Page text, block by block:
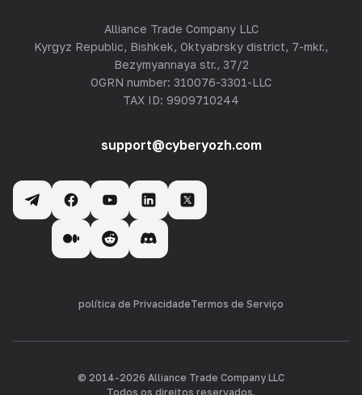
Alliance Trade Company LLC
Kyrgyz Republic, Bishkek, Oktyabrsky district, 7-mkr.,
Bezymyannaya str., 37/2
OGRN number: 310076-3301-LLC
TAX ID: 9909710244
support@cyberyozh.com
política de PrivacidadeTermos de Serviço
© 2014-2026 Alliance Trade Company LLC
Todos os direitos reservados.